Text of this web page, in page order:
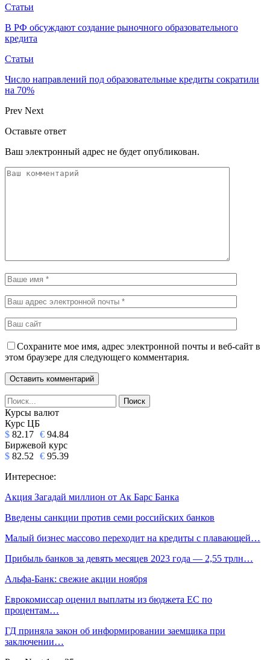
Статьи
В РФ обсуждают создание рыночного образовательного
кредита
Статьи
Число направлений под образовательные кредиты сократили
на 70%
Prev Next
Оставьте ответ
Ваш электронный адрес не будет опубликован.
Сохраните мое имя, адрес электронной почты и веб-сайт в
этом браузере для следующего комментария.
Курсы валют
Курс ЦБ
$ 82.17 € 94.84
Биржевой курс
$ 82.52 € 95.39
Интересное:
Акция Загадай миллион от Ак Барс Банка
Введены санкции против семи российских банков
Малый бизнес массово переходит на кредиты с плавающей…
Прибыль банков за девять месяцев 2023 года — 2,55 трлн…
Альфа-Банк: свежие акции ноября
Еврокомиссар оценил выплаты из бюджета ЕС по
процентам…
ГД приняла закон об информировании заемщика при
заключении…